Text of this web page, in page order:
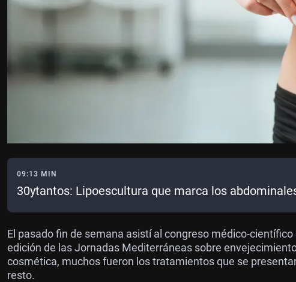
09:13 MIN
30ytantos: Lipoescultura que marca los
El pasado fin de semana asistí al congreso médico-
edición de las Jornadas Mediterráneas sobre
cosmética, muchos fueron los tratamientos que se
resto.